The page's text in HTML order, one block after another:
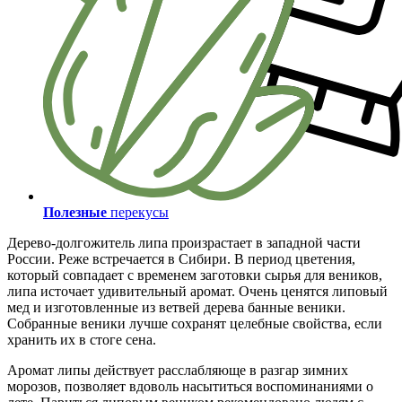
Полезные перекусы
Дерево-долгожитель липа произрастает в западной части
России. Реже встречается в Сибири. В период цветения,
который совпадает с временем заготовки сырья для веников,
липа источает удивительный аромат. Очень ценятся липовый
мед и изготовленные из ветвей дерева банные веники.
Собранные веники лучше сохранят целебные свойства, если
хранить их в стоге сена.
Аромат липы действует расслабляюще в разгар зимних
морозов, позволяет вдоволь насытиться воспоминаниями о